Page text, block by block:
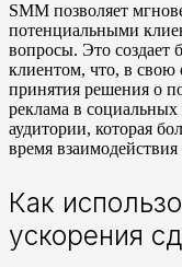
SMM позволяет
потенциальными
вопросы. Это создает
клиентом, что, в свою
принятия решения о
реклама в социальных
аудитории, которая
время
Как
ускорения